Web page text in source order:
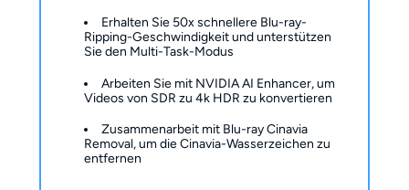
Erhalten Sie 50x schnellere Blu-ray-
Ripping-Geschwindigkeit und unterstützen
Sie den Multi-Task-Modus
Arbeiten Sie mit NVIDIA AI Enhancer, um
Videos von SDR zu 4k HDR zu konvertieren
Zusammenarbeit mit Blu-ray Cinavia
Removal, um die Cinavia-Wasserzeichen zu
entfernen